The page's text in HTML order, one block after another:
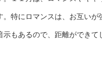
特にロマンスは、お互い
もあるので、距離ができ